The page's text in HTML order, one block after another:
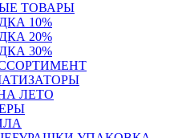
ТОВАРЫ
10%
20%
30%
ЛЕТО